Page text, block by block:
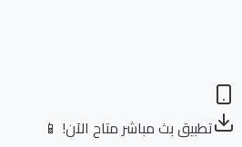
تطبيق بث مباشر متاح الآن! 📱